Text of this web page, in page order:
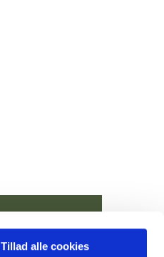
Tillad alle cookies